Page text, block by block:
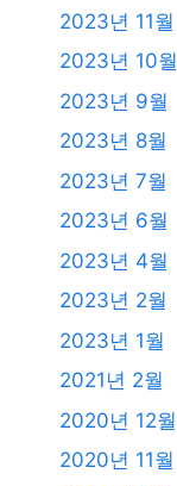
2023년 11월
2023년 10월
2023년 9월
2023년 8월
2023년 7월
2023년 6월
2023년 4월
2023년 2월
2023년 1월
2021년 2월
2020년 12월
2020년 11월